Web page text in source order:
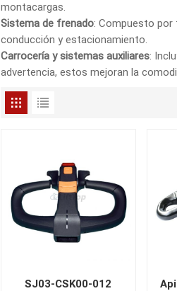
montacargas.
Sistema de frenado: Compuesto por
conducción y estacionamiento.
Carrocería y sistemas auxiliares:
advertencia, estos mejoran la
SJ03-CSK00-012